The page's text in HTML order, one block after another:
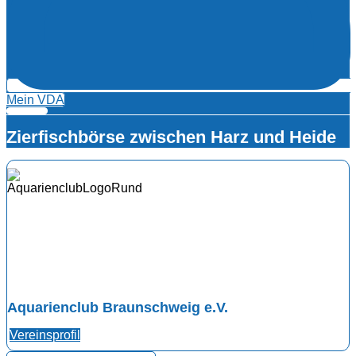
Mein VDA
Zierfischbörse zwischen Harz und Heide
Aquarienclub Braunschweig e.V.
Vereinsprofil